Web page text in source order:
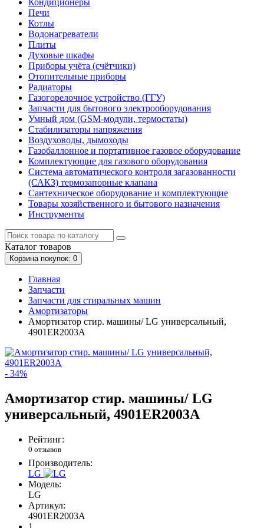
Кондиционеры
Печи
Котлы
Водонагреватели
Плиты
Духовые шкафы
Приборы учёта (счётчики)
Отопительные приборы
Радиаторы
Газогорелочное устройство (ГГУ)
Запчасти для бытового электрооборудования
Умный дом (GSM-модули, термостаты)
Cтабилизаторы напряжения
Воздуховоды, дымоходы
Газобаллонное и портативное газовое оборудование
Комплектующие для газового оборудования
Система автоматического контроля загазованности
(САКЗ) термозапорные клапана
Сантехническое оборудование и комплектующие
Товары хозяйственного и бытового назначения
Инструменты
Каталог товаров
Корзинапокупок: 0
Главная
Запчасти
Запчасти для стиральных машин
Амортизаторы
Амортизатор стир. машины/ LG универсальный,
4901ER2003A
- 34%
Амортизатор стир. машины/ LG
универсальный, 4901ER2003A
Рейтинг:
0 отзывов
Производитель:
LG
Модель:
LG
Артикул:
4901ER2003A